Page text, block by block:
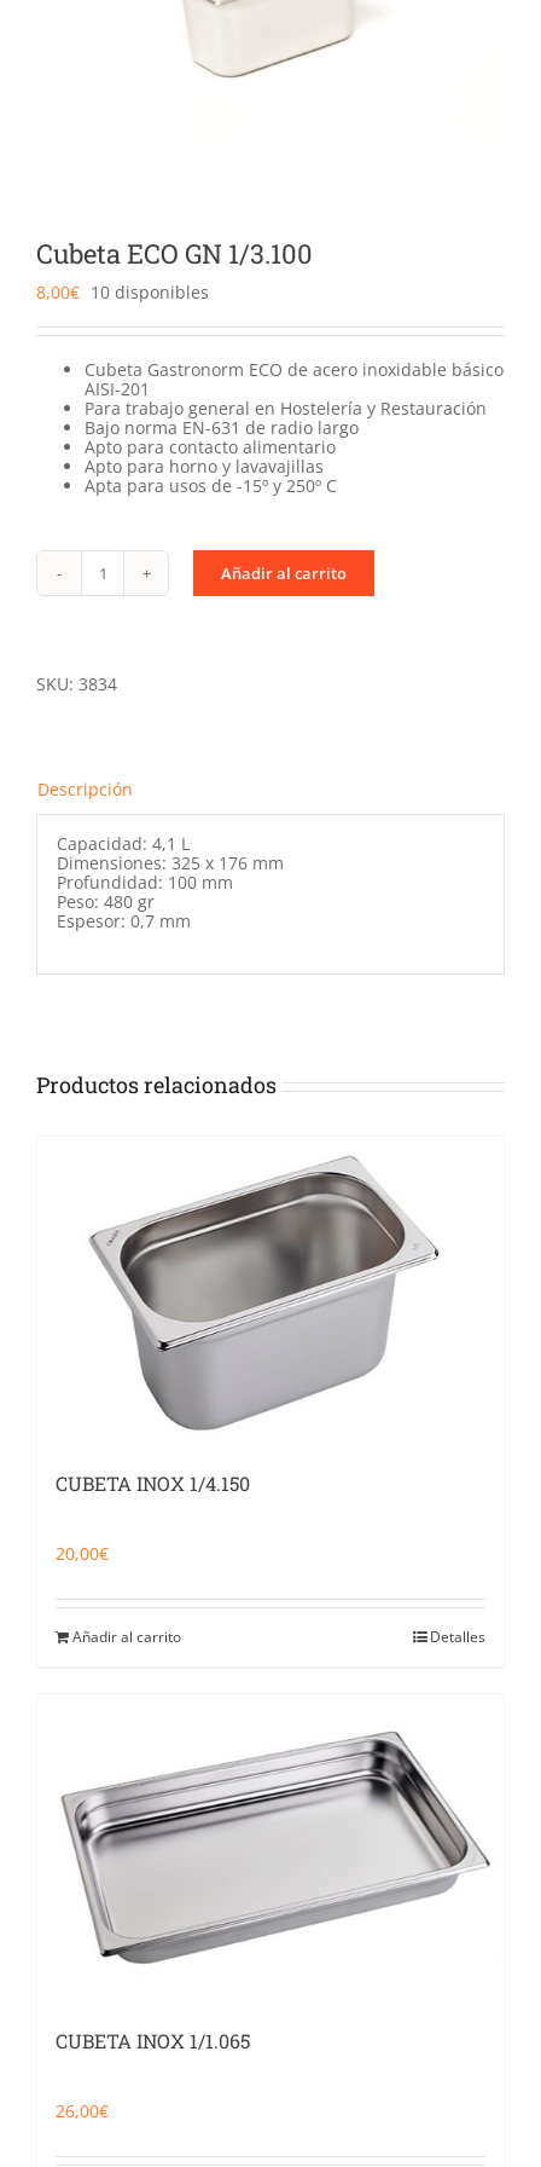
Food Service y Vending
Cubeta ECO GN 1/3.100
8,00€ 10 disponibles
Cubeta Gastronorm ECO de acero inoxidable básico
AISI-201
Para trabajo general en Hostelería y Restauración
Bajo norma EN-631 de radio largo
Apto para contacto alimentario
Apto para horno y lavavajillas
Apta para usos de -15º y 250º C
Cubeta
ECO
Añadir al carrito
SKU: 3834
Descripción
Capacidad: 4,1 L
Dimensiones: 325 x 176 mm
Profundidad: 100 mm
Peso: 480 gr
Espesor: 0,7 mm
Productos relacionados
CUBETA INOX 1/4.150
20,00€
Añadir al carrito Detalles
CUBETA INOX 1/1.065
26,00€